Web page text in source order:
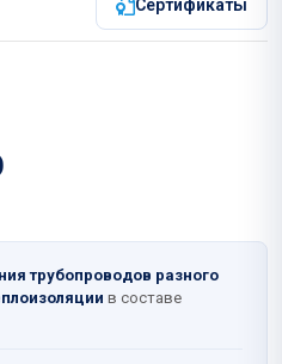
Сертификаты
трубопроводов разного
в составе